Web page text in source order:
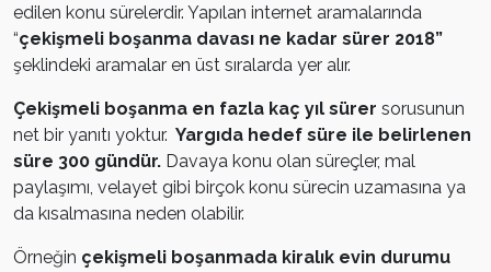
edilen konu sürelerdir. Yapılan internet aramalarında
“çekişmeli boşanma davası ne kadar sürer 2018”
şeklindeki aramalar en üst sıralarda yer alır.
Çekişmeli boşanma en fazla kaç yıl sürer sorusunun
net bir yanıtı yoktur. Yargıda hedef süre ile belirlenen
süre 300 gündür. Davaya konu olan süreçler, mal
paylaşımı, velayet gibi birçok konu sürecin uzamasına ya
da kısalmasına neden olabilir.
Örneğin çekişmeli boşanmada kiralık evin durumu